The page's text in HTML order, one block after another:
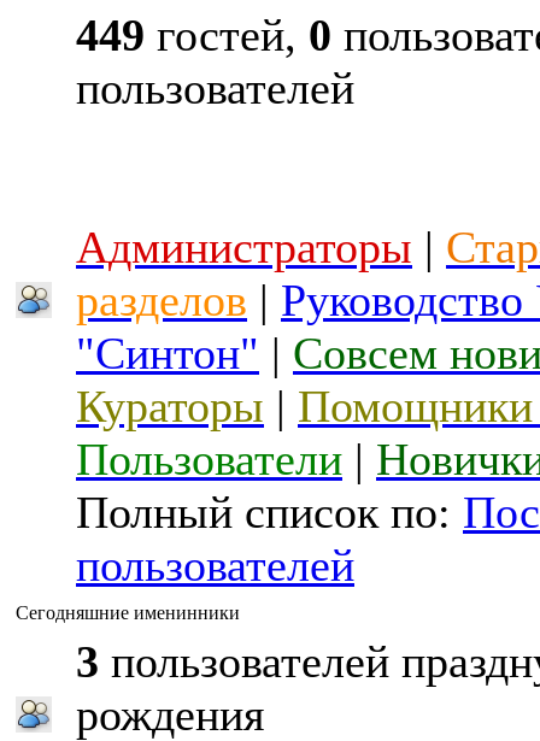
449 гостей, 0
пользователей
Администраторы |
разделов |
"Синтон" | Совсем
Кураторы | Помощники
Пользователи |
Полный список по:
пользователей
Сегодняшние именинники
3 пользователей
рождения